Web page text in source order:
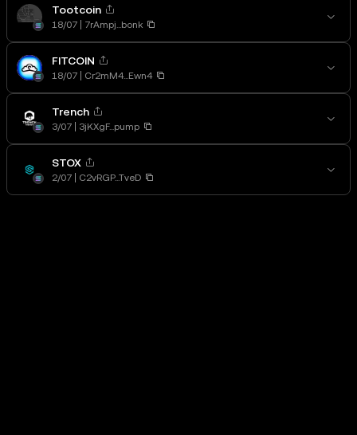
Tootcoin
18/07 7rAmpj...bonk
FITCOIN
18/07 Cr2mM4...Ewn4
Trench
3/07 3jKXgF...pump
STOX
2/07 C2vRGP...TveD